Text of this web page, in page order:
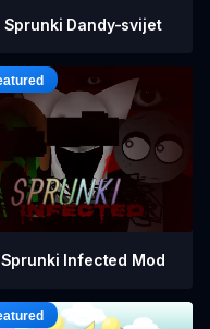
Sprunki Dandy-svijet
Sprunki Infected Mod